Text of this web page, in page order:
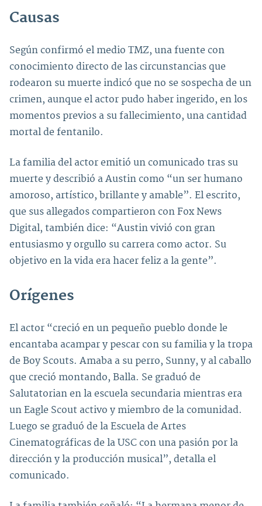
Causas
Según confirmó el medio TMZ, una fuente con
conocimiento directo de las circunstancias que
rodearon su muerte indicó que no se sospecha de un
crimen, aunque el actor pudo haber ingerido, en los
momentos previos a su fallecimiento, una cantidad
mortal de fentanilo.
La familia del actor emitió un comunicado tras su
muerte y describió a Austin como “un ser humano
amoroso, artístico, brillante y amable”. El escrito,
que sus allegados compartieron con Fox News
Digital, también dice: “Austin vivió con gran
entusiasmo y orgullo su carrera como actor. Su
objetivo en la vida era hacer feliz a la gente”.
Orígenes
El actor “creció en un pequeño pueblo donde le
encantaba acampar y pescar con su familia y la tropa
de Boy Scouts. Amaba a su perro, Sunny, y al caballo
que creció montando, Balla. Se graduó de
Salutatorian en la escuela secundaria mientras era
un Eagle Scout activo y miembro de la comunidad.
Luego se graduó de la Escuela de Artes
Cinematográficas de la USC con una pasión por la
dirección y la producción musical”, detalla el
comunicado.